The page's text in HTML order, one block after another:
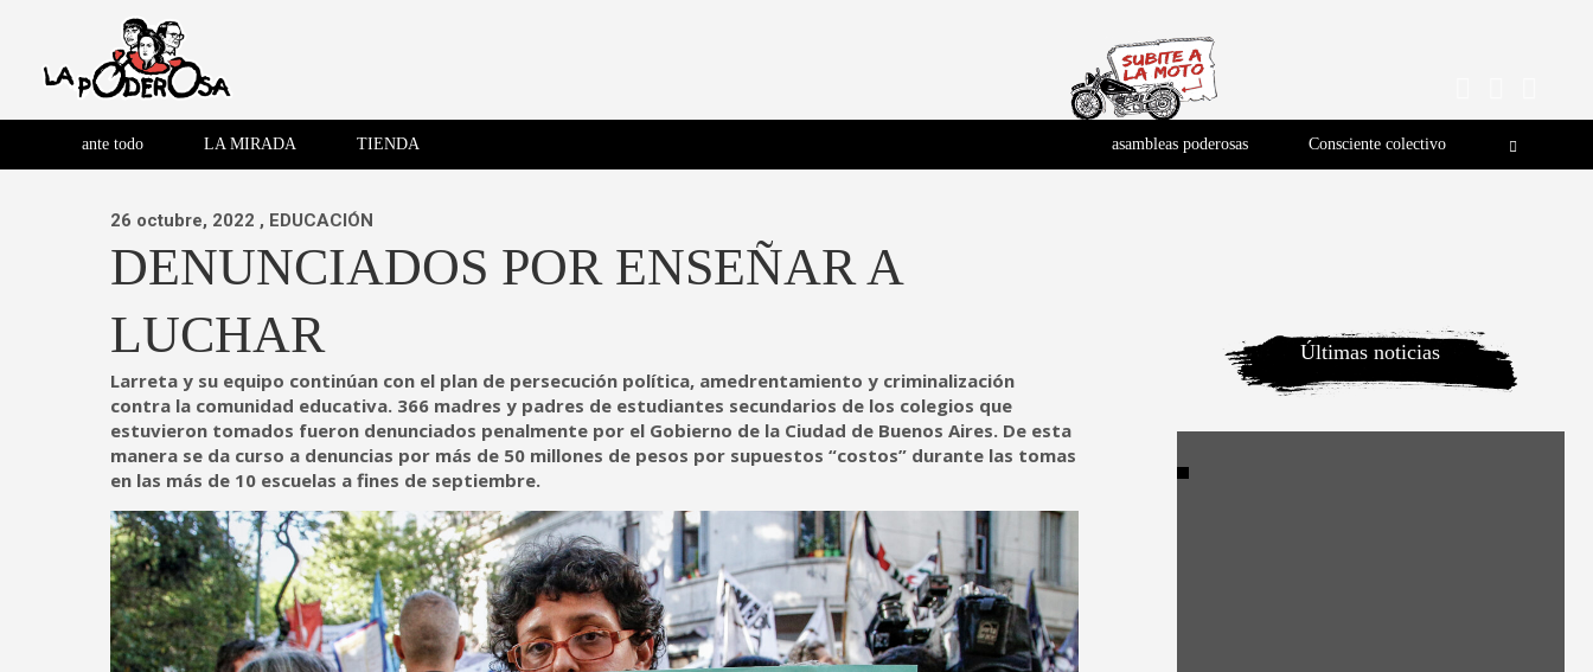
La Poderosa
brazo literario del movimiento
La Poderosa
Revista de cultura villera, brazo literario del movimiento La Poderosa.
ante todo LA MIRADA TIENDA asambleas poderosas Consciente colectivo
26 octubre, 2022 , EDUCACIÓN
DENUNCIADOS POR ENSEÑAR A
LUCHAR
Larreta y su equipo continúan con el plan de persecución política, amedrentamiento y criminalización
contra la comunidad educativa. 366 madres y padres de estudiantes secundarios de los colegios que
estuvieron tomados fueron denunciados penalmente por el Gobierno de la Ciudad de Buenos Aires. De esta
manera se da curso a denuncias por más de 50 millones de pesos por supuestos “costos” durante las tomas
en las más de 10 escuelas a fines de septiembre.
Últimas noticias